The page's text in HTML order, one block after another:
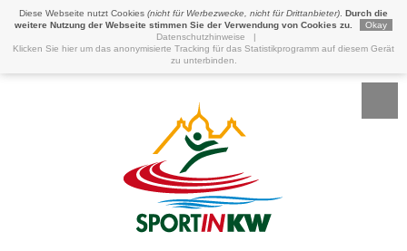
Diese Webseite nutzt Cookies (nicht für Werbezwecke, nicht für Drittanbieter) Durch die
weitere Nutzung der Webseite stimmen Sie der Verwendung von Cookies zu.
Okay
Datenschutzhinweise
|
Klicken Sie hier um das anonymisierte Tracking für das Statistikprogramm auf diesem Gerät
zu unterbinden.